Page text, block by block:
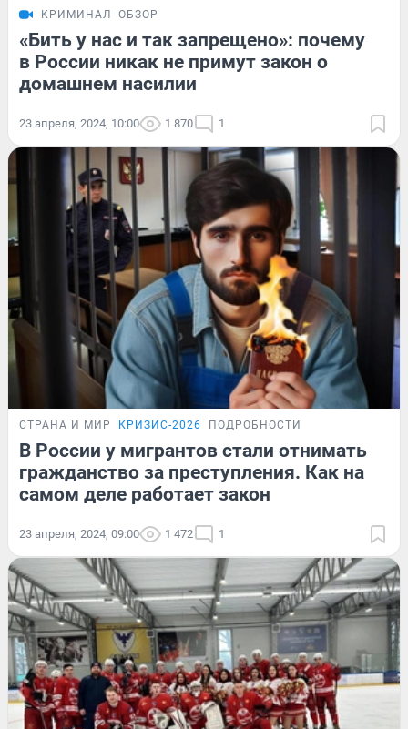
КРИМИНАЛ ОБЗОР
«Бить у нас и так запрещено»: почему
в России никак не примут закон о
домашнем насилии
23 апреля, 2024, 10:00 1 870 1
СТРАНА И МИР КРИЗИС-2026 ПОДРОБНОСТИ
В России у мигрантов стали отнимать
гражданство за преступления. Как на
самом деле работает закон
23 апреля, 2024, 09:00 1 472 1